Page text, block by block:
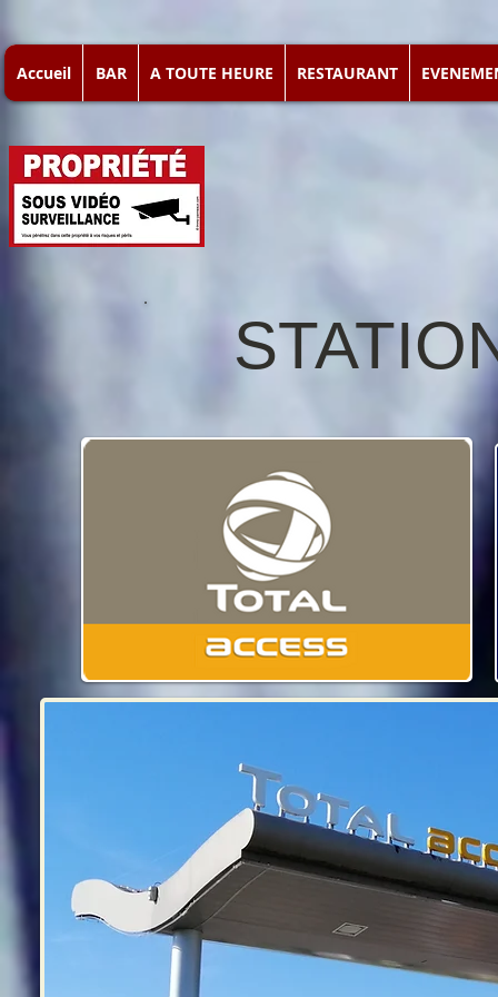
Accueil BAR A TOUTE HEURE RESTAURANT